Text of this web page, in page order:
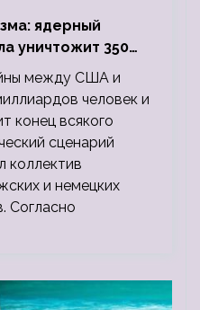
ядерный
уничтожит 350
миллиардов
между США и
человек и
конец всякого
сценарий
коллектив
и немецких
Согласно